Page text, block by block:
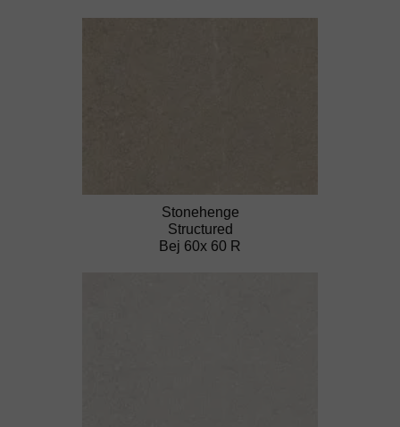
Stonehenge
Structured
Bej 60x 60 R